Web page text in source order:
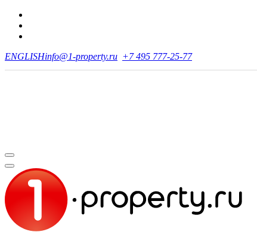
ENGLISHinfo@1-property.ru +7 495 777-25-77